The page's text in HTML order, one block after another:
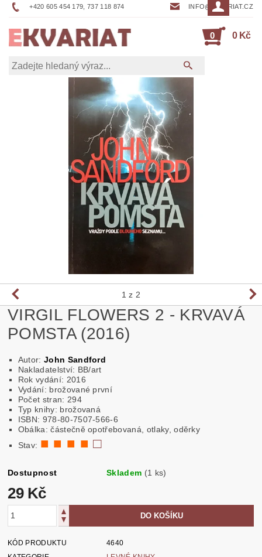
+420 605 454 179, 737 118 874 INFO@EKVARIAT.CZ
0 0 Kč
1 z 2
VIRGIL FLOWERS 2 - KRVAVÁ
POMSTA (2016)
Autor: John Sandford
Nakladatelství: BB/art
Rok vydání: 2016
Vydání: brožované první
Počet stran: 294
Typ knihy: brožovaná
ISBN: 978-80-7507-566-6
Obálka: částečně opotřebovaná, otlaky, oděrky
Stav: ■ ■ ■ ■ □
Dostupnost Skladem (1 ks)
29 Kč
KÓD PRODUKTU
4640